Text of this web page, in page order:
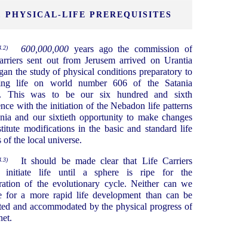
PHYSICAL-LIFE PREREQUISITES
600,000,000years ago the commission of
sent out from Jerusem arrived on Urantia
the study of physical conditions preparatory to
life on world number 606 of the Satania
This was to be our six hundred and sixth
with the initiation of the Nebadon life patterns
and our sixtieth opportunity to make changes
modifications in the basic and standard life
of the local universe.
It should be made clear that Life Carriers
initiate life until a sphere is ripe for the
of the evolutionary cycle. Neither can we
for a more rapid life development than can be
and accommodated by the physical progress of